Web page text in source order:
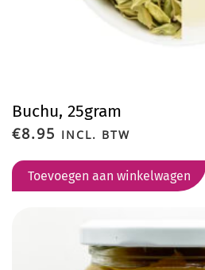
Buchu, 25gram
€8.95 INCL. BTW
Toevoegen aan winkelwagen